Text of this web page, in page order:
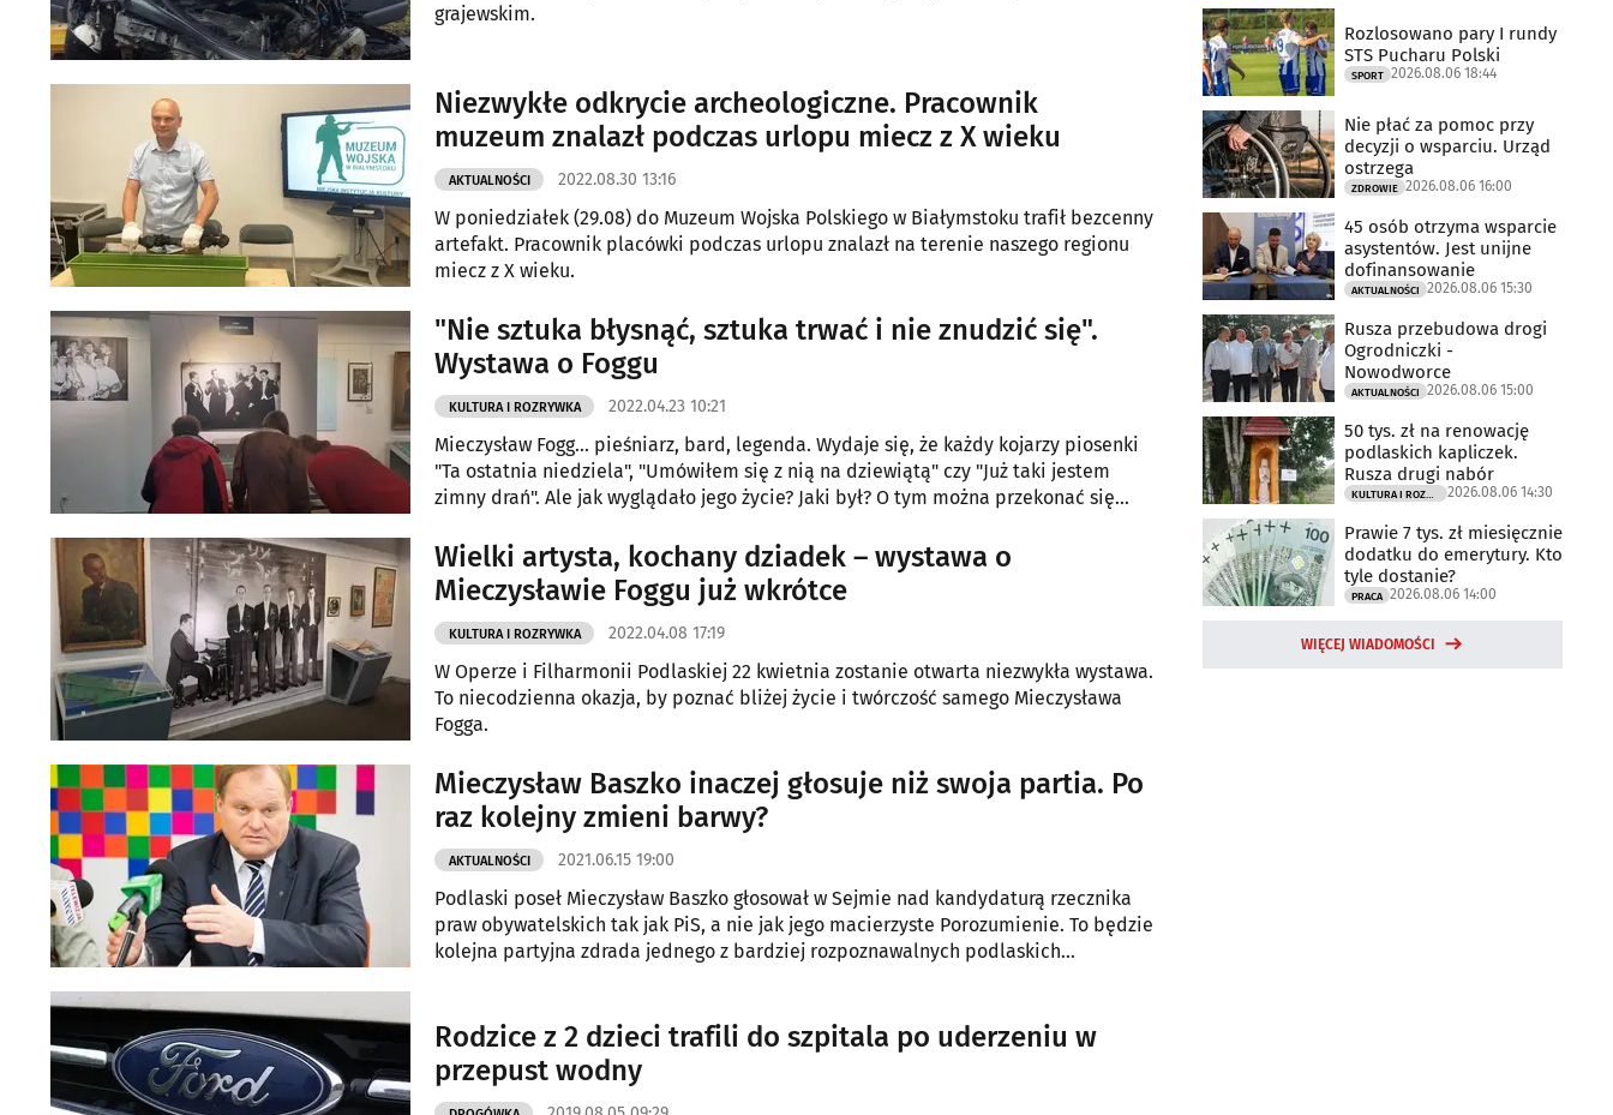
grajewskim.
Niezwykłe odkrycie archeologiczne. Pracownik
muzeum znalazł podczas urlopu miecz z X wieku
AKTUALNOŚCI 2022.08.30 13:16
W poniedziałek (29.08) do Muzeum Wojska Polskiego w Białymstoku trafił bezcenny
artefakt. Pracownik placówki podczas urlopu znalazł na terenie naszego regionu
miecz z X wieku.
"Nie sztuka błysnąć, sztuka trwać i nie znudzić się".
Wystawa o Foggu
KULTURA I ROZRYWKA 2022.04.23 10:21
Mieczysław Fogg... pieśniarz, bard, legenda. Wydaje się, że każdy kojarzy piosenki
"Ta ostatnia niedziela", "Umówiłem się z nią na dziewiątą" czy "Już taki jestem
zimny drań". Ale jak wyglądało jego życie? Jaki był? O tym można przekonać się
Podlaskiej.
Wielki artysta, kochany dziadek – wystawa o
Mieczysławie Foggu już wkrótce
KULTURA I ROZRYWKA 2022.04.08 17:19
W Operze i Filharmonii Podlaskiej 22 kwietnia zostanie otwarta niezwykła wystawa.
To niecodzienna okazja, by poznać bliżej życie i twórczość samego Mieczysława
Fogga.
Mieczysław Baszko inaczej głosuje niż swoja partia. Po
raz kolejny zmieni barwy?
AKTUALNOŚCI 2021.06.15 19:00
Podlaski poseł Mieczysław Baszko głosował w Sejmie nad kandydaturą rzecznika
praw obywatelskich tak jak PiS, a nie jak jego macierzyste Porozumienie. To będzie
kolejna partyjna zdrada jednego z bardziej rozpoznawalnych podlaskich
Rodzice z 2 dzieci trafili do szpitala po uderzeniu w
przepust wodny
Rozlosowano pary I rundy
STS Pucharu Polski
SPORT 2026.08.06 18:44
Nie płać za pomoc przy
decyzji o wsparciu. Urząd
ostrzega
ZDROWIE 2026.08.06 16:00
45 osób otrzyma wsparcie
asystentów. Jest unijne
dofinansowanie
AKTUALNOŚCI 2026.08.06 15:30
Rusza przebudowa drogi
Ogrodniczki -
Nowodworce
AKTUALNOŚCI 2026.08.06 15:00
50 tys. zł na renowację
podlaskich kapliczek.
Rusza drugi nabór
2026.08.06 14:30
Prawie 7 tys. zł miesięcznie
dodatku do emerytury. Kto
tyle dostanie?
PRACA 2026.08.06 14:00
WIĘCEJ WIADOMOŚCI